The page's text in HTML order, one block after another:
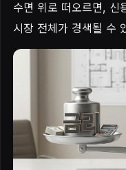
수면 위로 떠오르면, 신
시장 전체가 경색될 수